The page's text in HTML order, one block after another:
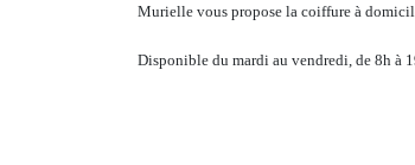
Murielle vous propose la coiffure à
Disponible du mardi au vendredi, de 8h à